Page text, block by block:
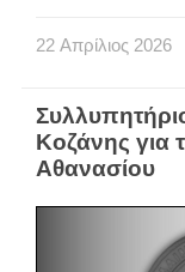
22 Απρίλιος 2026
Κοζάνης για
Αθανασίου